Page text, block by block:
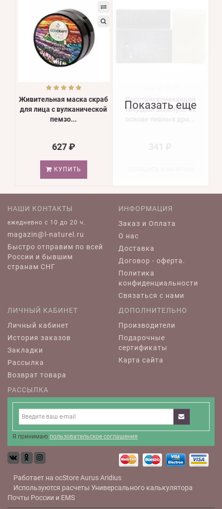
Живительная маска скраб
для лица с вулканической
пемзо...
627 ₽
КУПИТЬ
Восстанавливающий
твердый шампунь на
Показать еще
НАШИ КОНТАКТЫ
ежедневно c 10 до 20 ч.
magazin@l-naturel.ru
Быстро отправим по всей
России и бывшим
странам СНГ
ИНФОРМАЦИЯ
Заказ и Оплата
О нас
Доставка
Договор - оферта.
Политика
конфиденциальности
Связаться с нами
ЛИЧНЫЙ КАБИНЕТ
Личный кабинет
История заказов
Закладки
Рассылка
Возврат товара
ДОПОЛНИТЕЛЬНО
Производители
Подарочные
сертификаты
Карта сайта
РАССЫЛКА
Я принимаю пользовательское соглашения
Работает на ocStoreAurusAridius
Используются расчеты Универсального калькулятора
Почты России и EMS